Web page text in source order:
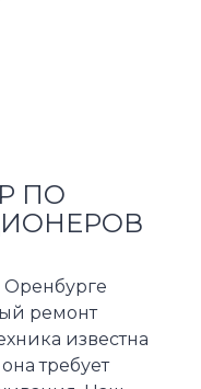
ПО
Оренбурге
ремонт
известна
требует